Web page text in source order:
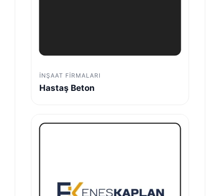
İNŞAAT FIRMALARI
Hastaş Beton